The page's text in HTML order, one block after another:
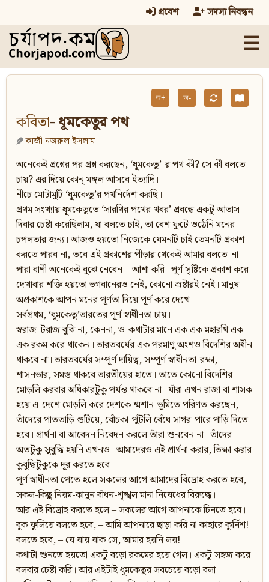
প্রবেশ সদস্য নিবন্ধন
☰
অ+ অ-
কবিতা- ধূমকেতুর পথ
কাজী নজরুল ইসলাম
অনেকেই প্রশ্নের পর প্রশ্ন করছেন, ‘ধূমকেতু’-র পথ কী? সে কী বলতে
চায়? এর দিয়ে কোন্ মঙ্গল আসবে ইত্যাদি।
নীচে মোটামুটি ‘ধূমকেতু’র পথনির্দেশ করছি।
প্রথম সংখ্যায় ধূমকেতুতে ‘সারথির পথের খবর’ প্রবন্ধে একটু আভাস
দিবার চেষ্টা করেছিলাম, যা বলতে চাই, তা বেশ ফুটে ওঠেনি মনের
চপলতার জন্য। আজও হয়তো নিজেকে যেমনটি চাই তেমনটি প্রকাশ
করতে পারব না, তবে এই প্রকাশের পীড়ার থেকেই আমার বলতে-না-
পারা বাণী অনেকেই বুঝে নেবেন – আশা করি। পূর্ণ সৃষ্টিকে প্রকাশ করে
দেখাবার শক্তি হয়তো ভগবানেরও নেই, কোনো স্রষ্টারই নেই। মানুষ
অপ্রকাশকে আপন মনের পূর্ণতা দিয়ে পূর্ণ করে দেখে।
সর্বপ্রথম, ‘ধূমকেতু’ভারতের পূর্ণ স্বাধীনতা চায়।
স্বরাজ-টরাজ বুঝি না, কেননা, ও-কথাটার মানে এক এক মহারথি এক
এক রকম করে থাকেন। ভারতবর্ষের এক পরমাণু অংশও বিদেশির অধীন
থাকবে না। ভারতবর্ষের সম্পূর্ণ দায়িত্ব, সম্পূর্ণ স্বাধীনতা-রক্ষা,
শাসনভার, সমস্ত থাকবে ভারতীয়ের হাতে। তাতে কোনো বিদেশির
মোড়লি করবার অধিকারটুকু পর্যন্ত থাকবে না। যাঁরা এখন রাজা বা শাসক
হয়ে এ-দেশে মোড়লি করে দেশকে শ্মশান-ভূমিতে পরিণত করছেন,
তাঁদেরে পাততাড়ি গুটিয়ে, বোঁচকা-পুঁটলি বেঁধে সাগর-পারে পাড়ি দিতে
হবে। প্রার্থনা বা আবেদন নিবেদন করলে তাঁরা শুনবেন না। তাঁদের
অতটুকু সুবুদ্ধি হয়নি এখনও। আমাদেরও এই প্রার্থনা করার, ভিক্ষা করার
কুবুদ্ধিটুকুকে দূর করতে হবে।
পূর্ণ স্বাধীনতা পেতে হলে সকলের আগে আমাদের বিদ্রোহ করতে হবে,
সকল-কিছু নিয়ম-কানুন বাঁধন-শৃঙ্খল মানা নিষেধের বিরুদ্ধে।
আর এই বিদ্রোহ করতে হলে – সকলের আগে আপনাকে চিনতে হবে।
বুক ফুলিয়ে বলতে হবে, – আমি আপনারে ছাড়া করি না কাহারে কুর্নিশ!
বলতে হবে, – যে যায় যাক সে, আমার হয়নি লয়!
কথাটা শুনতে হয়তো একটু বড়ো রকমের হয়ে গেল। একটু সহজ করে
বলবার চেষ্টা করি। আর এইটাই ধূমকেতুর সবচেয়ে বড়ো বলা।